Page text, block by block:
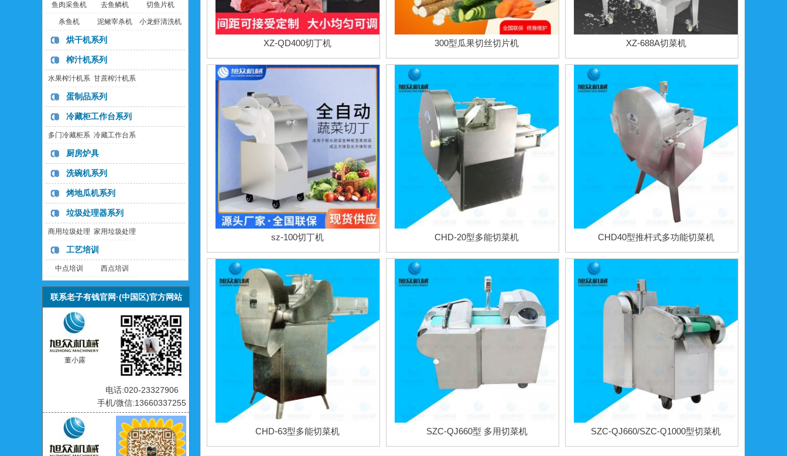
鱼肉采鱼机 去鱼鳞机 切鱼片机
杀鱼机 泥鳅宰杀机 小龙虾清洗机
烘干机系列
榨汁机系列
水果榨汁机系
列
甘蔗榨汁机系
蛋制品系列
冷藏柜工作台系列
多门冷藏柜系
列
冷藏工作台系
厨房炉具
洗碗机系列
烤地瓜机系列
垃圾处理器系列
商用垃圾处理
器
家用垃圾处理
工艺培训
中点培训 西点培训
联系老子有钱官网·(中国区)官方网站
董小露
电话:020-23327906
手机/微信:13660337255
XZ-QD400切丁机 300型瓜果切丝切片机 XZ-688A切菜机
sz-100切丁机 CHD-20型多能切菜机 CHD40型推杆式多功能切菜机
CHD-63型多能切菜机 SZC-QJ660型 多用切菜机 SZC-QJ660/SZC-Q1000型切菜机